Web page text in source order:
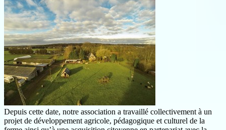
Depuis cette date, notre association a travaillé collectivement à un
projet de développement agricole, pédagogique et culturel de la